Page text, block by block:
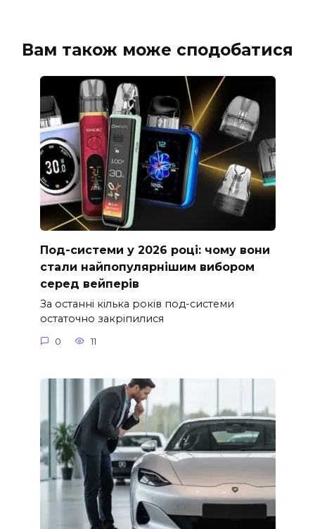
Вам також може сподобатися
Под-системи у 2026 році: чому вони
стали найпопулярнішим вибором
серед вейперів
За останні кілька років под-системи
остаточно закріпилися
0 11